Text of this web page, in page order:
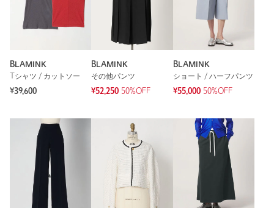
BLAMINK
Tシャツ / カットソー
¥39,600
BLAMINK
その他パンツ
¥52,250 50%OFF
BLAMINK
ショート / ハーフパンツ
¥55,000 50%OFF